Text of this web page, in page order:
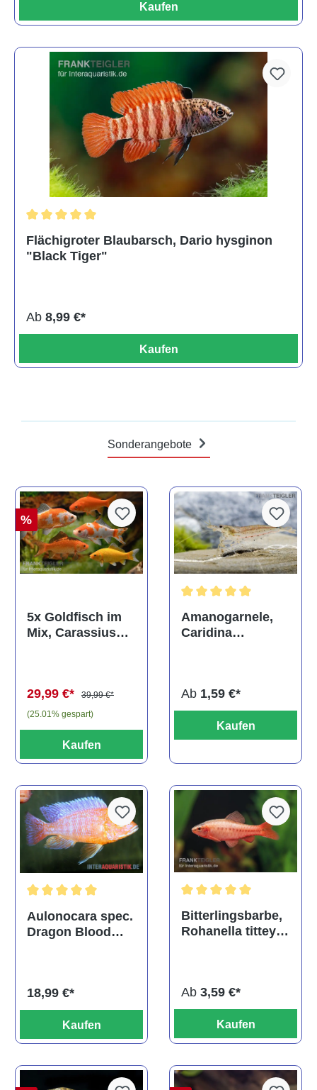
Kaufen
Flächigroter Blaubarsch, Dario hysginon
"Black Tiger"
Ab 8,99 €*
Kaufen
Sonderangebote
%
5x Goldfisch im
Mix, Carassius
29,99 €*
39,99 €*
(25.01% gespart)
Kaufen
Amanogarnele,
Caridina
Ab 1,59 €*
Kaufen
Durchschnittliche Bewertung von 5 von 5 Sternen
Aulonocara spec.
Dragon Blood
18,99 €*
Kaufen
Bitterlingsbarbe,
Rohanella titteya,
Ab 3,59 €*
Kaufen